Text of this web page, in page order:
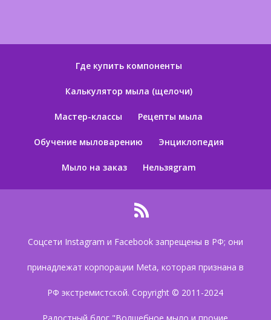
Где купить компоненты
Калькулятор мыла (щелочи)
Мастер-классы Рецепты мыла
Обучение мыловарению Энциклопедия
Мыло на заказ Нельзяgram
Соцсети Instagram и Facebook запрещены в РФ; они
принадлежат корпорации Meta, которая признана в
РФ экстремистской. Copyright © 2011-2024
Радостный блог "Волшебное мыло и прочие